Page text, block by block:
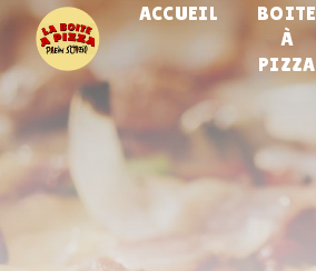
ACCUEIL
BOITE
À
PIZZA
Panneau de gestion des cookies